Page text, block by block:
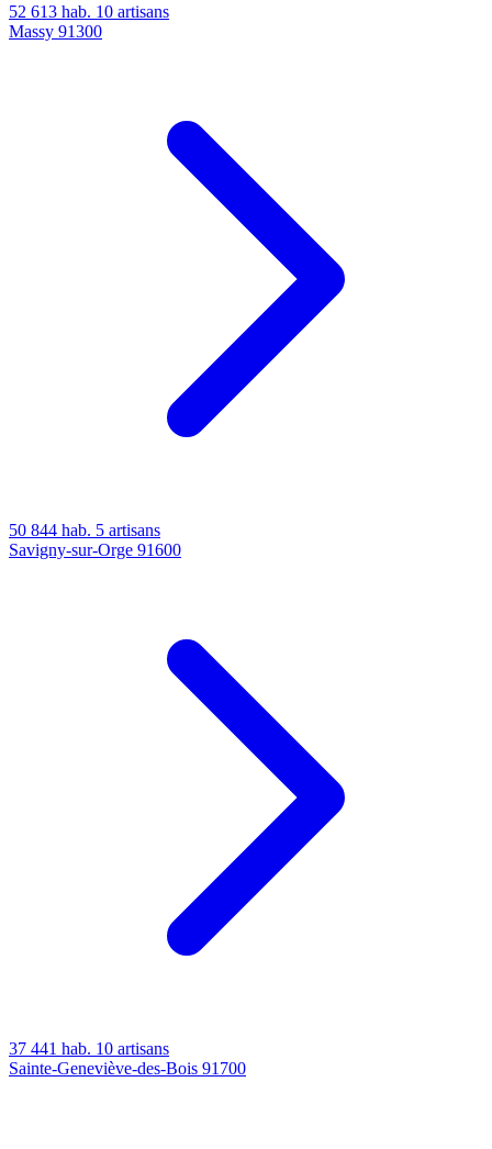
52 613 hab. 10 artisans
Massy 91300
50 844 hab. 5 artisans
Savigny-sur-Orge 91600
37 441 hab. 10 artisans
Sainte-Geneviève-des-Bois 91700